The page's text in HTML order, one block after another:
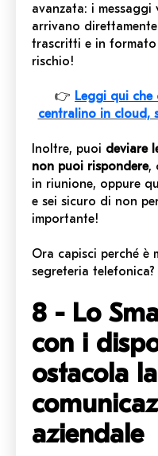
avanzata: i
arrivano
trascritti e in formato
rischio!
👉 Leggi qui che
centralino in cloud,
Inoltre, puoi deviare
non puoi rispondere,
in riunione, oppure
e sei sicuro di non
importante!
Ora capisci perché è
segreteria telefonica?
8 - Lo
con i
ostacola la
aziendale